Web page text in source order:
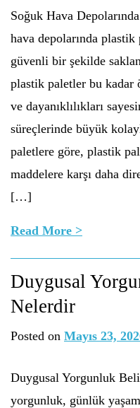
Soğuk Hava
hava depolarında
güvenli bir şekilde
plastik paletler bu
ve dayanıklılıkları
süreçlerinde büyük
paletlere göre, plastik
maddelere karşı daha
[…]
Read More >
Duygusal
Nelerdir
Posted on Mayıs 23,
Duygusal Yorgunluk
yorgunluk, günlük